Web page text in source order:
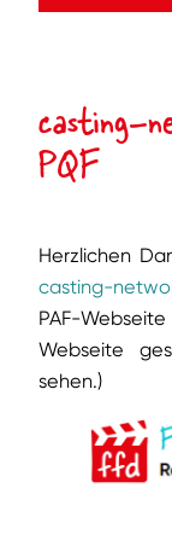
casting-
PQF
Herzlichen
casting-
PAF-
Webseite
sehen.)